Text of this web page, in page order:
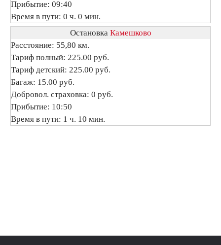
Прибытие: 09:40
Время в пути: 0 ч. 0 мин.
Остановка Камешково
Расстояние: 55,80 км.
Тариф полный: 225.00 руб.
Тариф детский: 225.00 руб.
Багаж: 15.00 руб.
Добровол. страховка: 0 руб.
Прибытие: 10:50
Время в пути: 1 ч. 10 мин.